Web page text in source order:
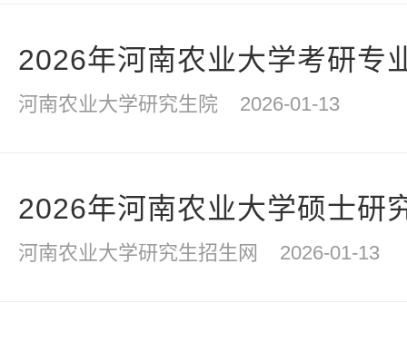
2026年河南农业大学考研专
河南农业大学研究生院 2026-01-13
2026年河南农业大学硕士研
河南农业大学研究生招生网 2026-01-13